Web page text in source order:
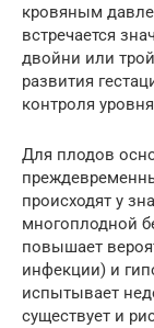
кровяным
встречается
двойни или
развития
контроля
Для плодов
происходят у
многоплодной
повышает
инфекции) и
испытывает
существует и